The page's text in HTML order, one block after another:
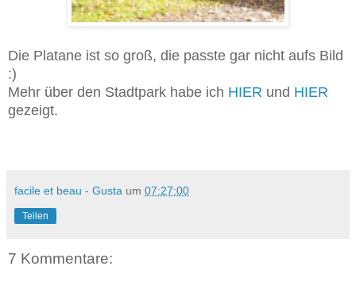
Die Platane ist so groß, die passte gar nicht aufs Bild
:)
Mehr über den Stadtpark habe ich HIER und HIER
gezeigt.
facile et beau - Gusta um 07:27:00
Teilen
7 Kommentare: